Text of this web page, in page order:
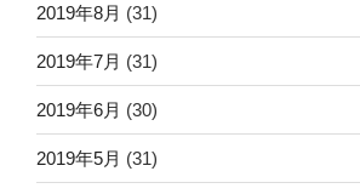
2019年8月 (31)
2019年7月 (31)
2019年6月 (30)
2019年5月 (31)